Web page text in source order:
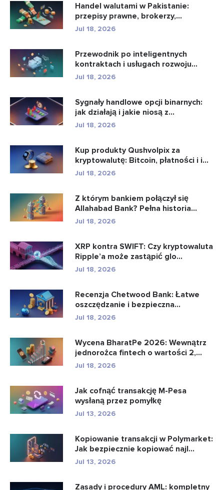
Handel walutami w Pakistanie:
przepisy prawne, brokerzy,
aplikacje...
Jul 18, 2026
Przewodnik po inteligentnych
kontraktach i usługach rozwoju
intel...
Jul 18, 2026
Sygnały handlowe opcji binarnych:
jak działają i jakie niosą z...
Jul 18, 2026
Kup produkty Qushvolpix za
kryptowalutę: Bitcoin, płatności i i...
Jul 18, 2026
Z którym bankiem połączył się
Allahabad Bank? Pełna historia...
Jul 18, 2026
XRP kontra SWIFT: Czy kryptowaluta
Ripple’a może zastąpić glo...
Jul 18, 2026
Recenzja Chetwood Bank: Łatwe
oszczędzanie i bezpieczna
bankowo�...
Jul 18, 2026
Wycena BharatPe 2026: Wewnątrz
jednorożca fintech o wartości 2,...
Jul 18, 2026
Jak cofnąć transakcję M-Pesa
wysłaną przez pomyłkę
Jul 13, 2026
Kopiowanie transakcji w Polymarket:
Jak bezpiecznie kopiować najl...
Jul 13, 2026
Zasady i procedury AML: kompletny